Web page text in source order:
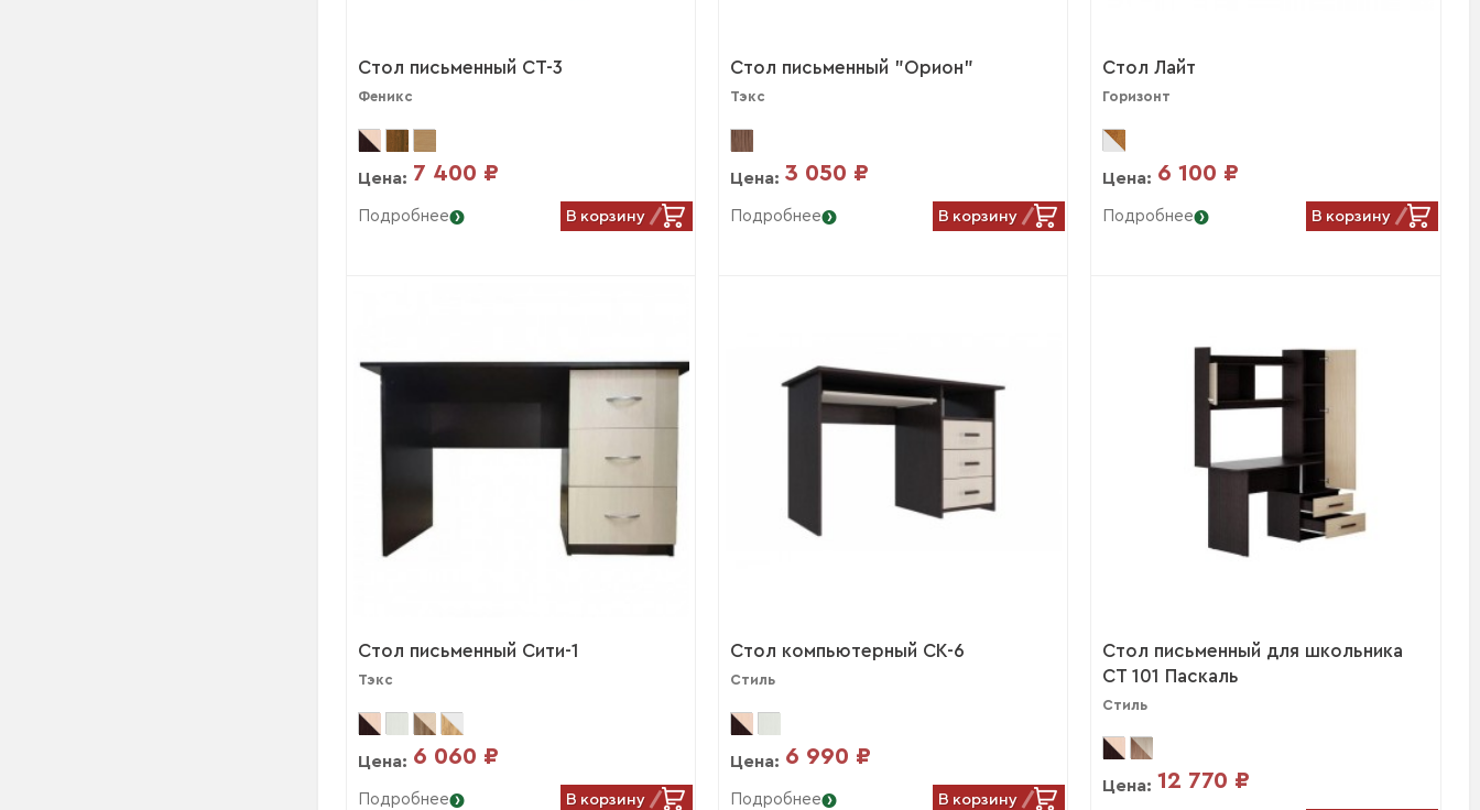
Стол письменный СТ-3
Феникс
Цена: 7 400 ₽
Подробнее В корзину
Стол письменный "Орион"
Тэкс
Цена: 3 050 ₽
Подробнее В корзину
Стол Лайт
Горизонт
Цена: 6 100 ₽
Подробнее В корзину
Стол письменный Сити-1
Тэкс
Цена: 6 060 ₽
Подробнее В корзину
Стол компьютерный СК-6
Стиль
Цена: 6 990 ₽
Подробнее В корзину
Стол письменный для школьника
СТ 101 Паскаль
Стиль
Цена: 12 770 ₽